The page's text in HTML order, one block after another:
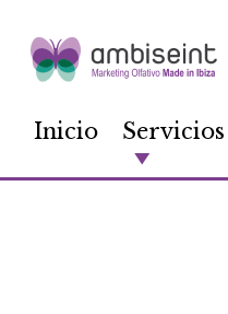
Inicio Servicios